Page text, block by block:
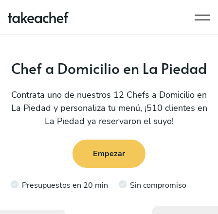
Chef a Domicilio en La Piedad
Contrata uno de nuestros 12 Chefs a Domicilio en
La Piedad y personaliza tu menú, ¡510 clientes en
La Piedad ya reservaron el suyo!
Empezar
Presupuestos en 20 min Sin compromiso